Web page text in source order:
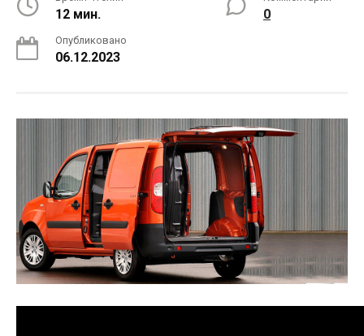
12 мин. 0
Опубликовано
06.12.2023